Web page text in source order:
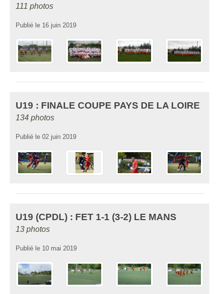
111 photos
Publié le 16 juin 2019
U19 : FINALE COUPE PAYS DE LA LOIRE
134 photos
Publié le 02 juin 2019
U19 (CPDL) : FET 1-1 (3-2) LE MANS
13 photos
Publié le 10 mai 2019